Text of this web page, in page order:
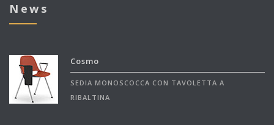
News
Cosmo
SEDIA MONOSCOCCA CON TAVOLETTA A
RIBALTINA